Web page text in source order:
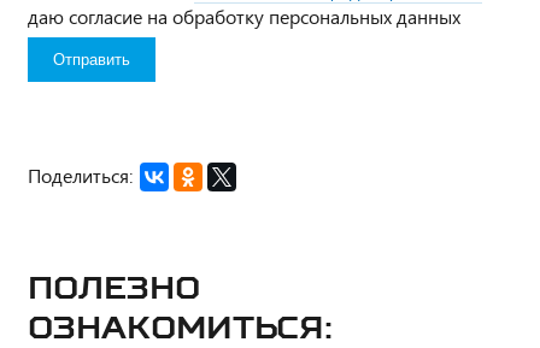
даю согласие на обработку персональных данных
Поделиться:
Полезно
ознакомиться: